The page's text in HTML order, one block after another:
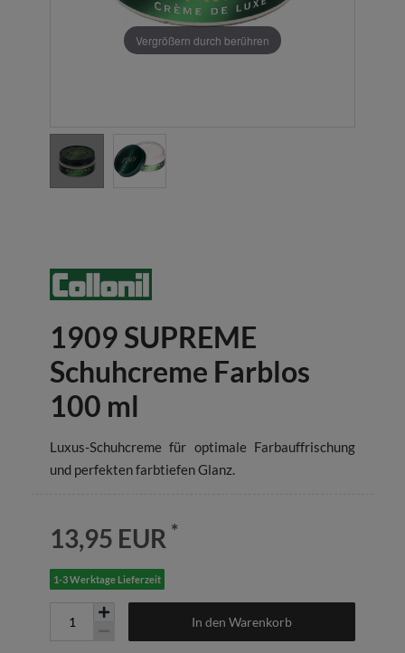
Vergrößern durch berühren
1909 SUPREME
Schuhcreme Farblos
100 ml
Luxus-Schuhcreme für optimale Farbauffrischung
und perfekten farbtiefen Glanz.
13,95 EUR *
1-3 Werktage Lieferzeit
In den Warenkorb